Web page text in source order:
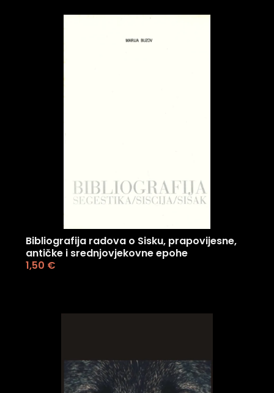
Bibliografija radova o Sisku, prapovijesne,
antičke i srednjovjekovne epohe
1,50 €